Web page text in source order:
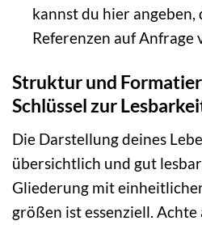
kannst du hier angeben,
Referenzen auf Anfrage
Struktur und
Schlüssel zur
Die Darstellung deines
übersichtlich und gut
Gliederung mit
größen ist essenziell. Achte